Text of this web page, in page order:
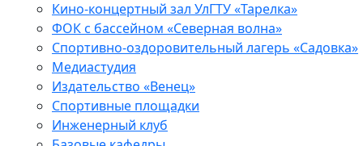
Кино-концертный зал УлГТУ «Тарелка»
ФОК с бассейном «Северная волна»
Спортивно-оздоровительный лагерь «Садовка»
Медиастудия
Издательство «Венец»
Спортивные площадки
Инженерный клуб